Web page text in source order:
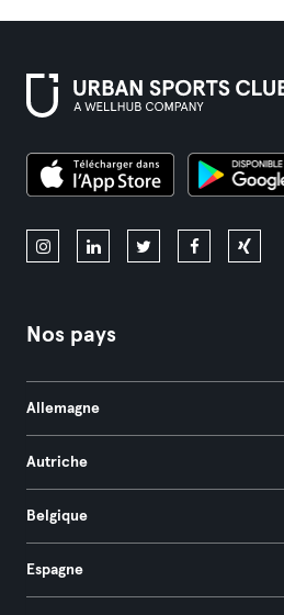
Nos pays
Allemagne
Autriche
Belgique
Espagne